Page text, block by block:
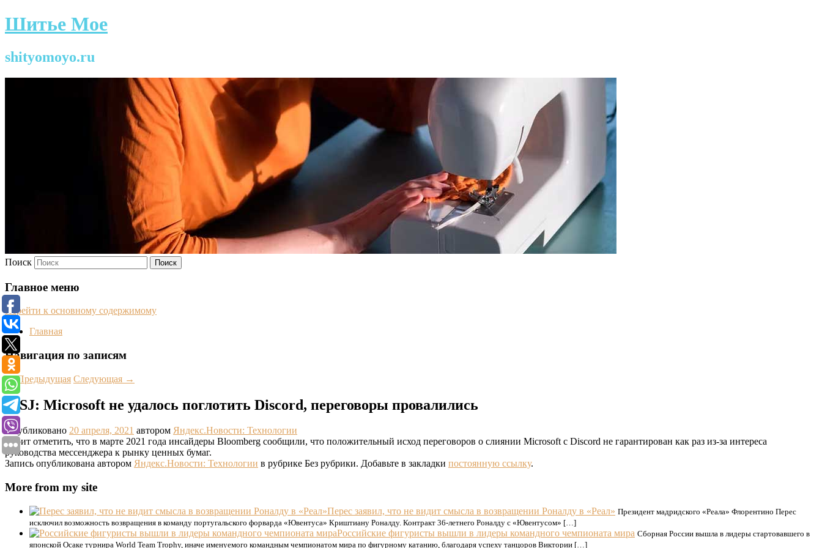
Шитье Мое
shityomoyo.ru
Поиск
Главное меню
Перейти к основному содержимому
Главная
Навигация по записям
←Предыдущая Следующая →
WSJ: Microsoft не удалось поглотить Discord, переговоры провалились
Опубликовано 20 апреля, 2021 автором Яндекс.Новости: Технологии
Стоит отметить, что в марте 2021 года инсайдеры Bloomberg сообщили, что положительный исход переговоров о слиянии Microsoft с Discord не гарантирован как раз из-за интереса
руководства мессенджера к рынку ценных бумаг.
Запись опубликована автором Яндекс.Новости: Технологии в рубрике Без рубрики. Добавьте в закладки постоянную ссылку.
More from my site
Перес заявил, что не видит смысла в возвращении Роналду в «Реал» Президент мадридского «Реала» Флорентино Перес
исключил возможность возвращения в команду португальского форварда «Ювентуса» Криштиану Роналду. Контракт 36-летнего Роналду с «Ювентусом» […]
Российские фигуристы вышли в лидеры командного чемпионата мира Сборная России вышла в лидеры стартовавшего в
японской Осаке турнира World Team Trophy, иначе именуемого командным чемпионатом мира по фигурному катанию, благодаря успеху танцоров Виктории […]